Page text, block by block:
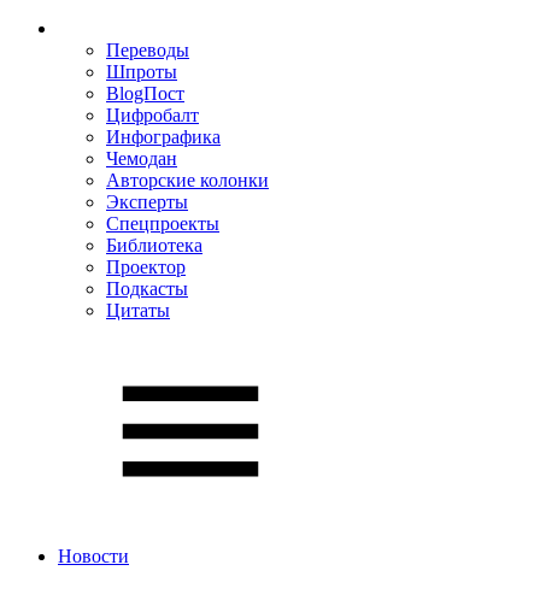
Переводы
Шпроты
BlogПост
Цифробалт
Инфографика
Чемодан
Авторские колонки
Эксперты
Спецпроекты
Библиотека
Проектор
Подкасты
Цитаты
Новости